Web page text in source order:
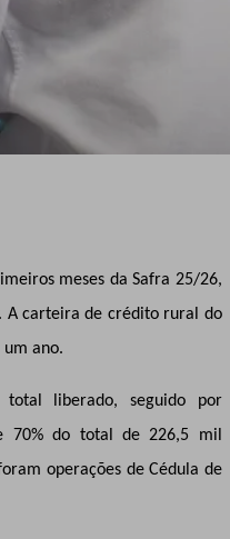
meses da Safra 25/26,
A carteira de crédito rural do
um ano.
total liberado, seguido por
70% do total de 226,5 mil
operações de Cédula de